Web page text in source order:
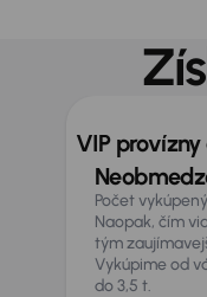
VIP
Počet
Naopak, čím
tým
Vykúpime od
do 3,5 t.